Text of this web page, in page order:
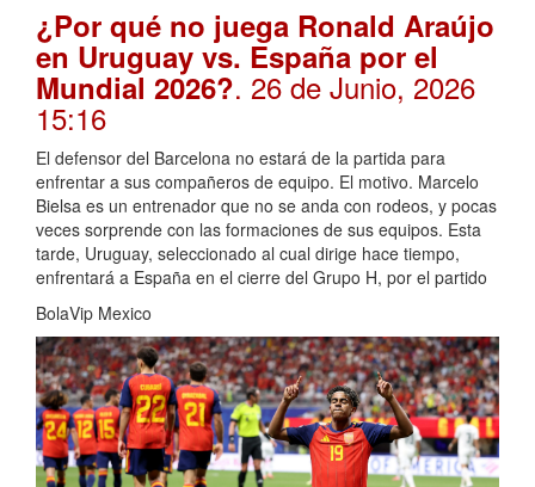
¿Por qué no juega Ronald Araújo
en Uruguay vs. España por el
Mundial 2026?. 26 de Junio, 2026
15:16
El defensor del Barcelona no estará de la partida para
enfrentar a sus compañeros de equipo. El motivo. Marcelo
Bielsa es un entrenador que no se anda con rodeos, y pocas
veces sorprende con las formaciones de sus equipos. Esta
tarde, Uruguay, seleccionado al cual dirige hace tiempo,
enfrentará a España en el cierre del Grupo H, por el partido
BolaVip Mexico